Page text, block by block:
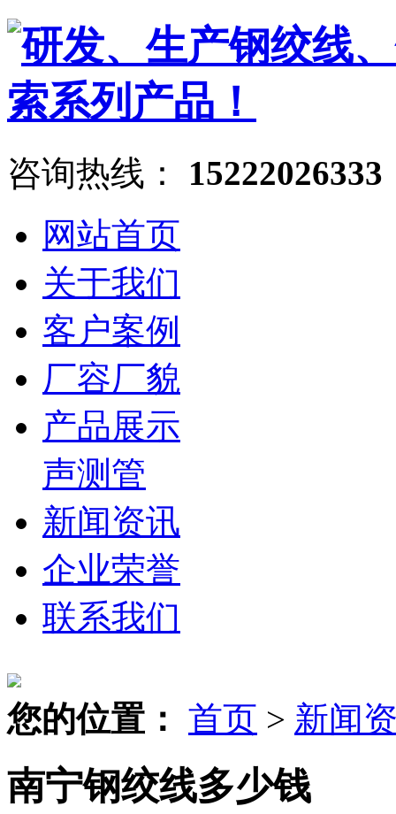
咨询热线：
15222026333
网站首页
关于我们
客户案例
厂容厂貌
产品展示
声测管
新闻资讯
企业荣誉
联系我们
您的位置： 首页 > 新闻
南宁钢绞线多少钱